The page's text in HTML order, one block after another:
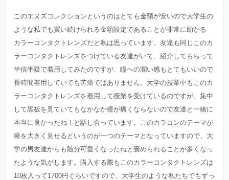
このエヌズコレクションというのはとても金額が安いので大学生の
ような私でも買い続けられる金額設定であることが非常に助かる
カラーコンタクトレンズだと私は思っています。友達も同じこのカ
ラーコンタクトレンズをつけている友達がいて、紹介してもらって
半信半疑で着用してみたのですが、瞳への潤い感もとてもいいので
長時間着用していても苦痛ではありません。大学の授業中もこのカ
ラーコンタクトレンズを着用して授業を受けているのですが、集中
して黒板を見ていてもなかなか瞳が痛くならないので友達と一緒に
本当に良かったね！と話し合っています。このカラコンのテーマが
瞳を大きく見せるというのが一つのテーマとなっていますので、大
学の男友達からも随分可愛くなったねと褒められることが多くなっ
たような気がします。購入する際もこのカラーコンタクトレンズは
10枚入って1700円ぐらいですので、大学生のような私たちでもずっ